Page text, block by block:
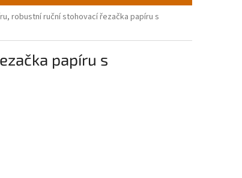
robustní ruční stohovací řezačka papíru s
papíru s